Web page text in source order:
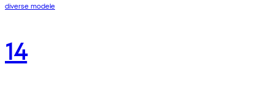
diverse modele
14